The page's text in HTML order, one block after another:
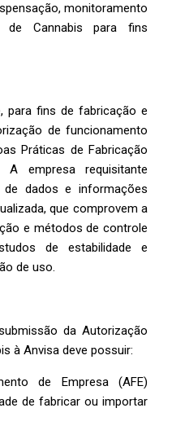
monitoramento
Cannabis para fins
para fins de fabricação e
de funcionamento
Práticas de Fabricação
A empresa requisitante
dados e informações
que comprovem a
e métodos de controle
de estabilidade e
de uso.
da Autorização
à Anvisa deve possuir:
de Empresa (AFE)
de fabricar ou importar